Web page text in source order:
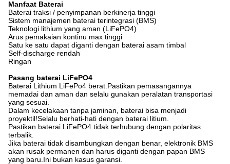
Manfaat Baterai
Baterai traksi / penyimpanan berkinerja tinggi
Sistem manajemen baterai terintegrasi (BMS)
Teknologi lithium yang aman (LiFePO4)
Arus pemakaian kontinu max tinggi
Satu ke satu dapat diganti dengan baterai asam timbal
Self-discharge rendah
Ringan
Pasang baterai LiFePO4
Baterai Lithium LiFePo4 berat.Pastikan pemasangannya
memadai dan aman dan selalu gunakan peralatan transportasi
yang sesuai.
Dalam kecelakaan tanpa jaminan, baterai bisa menjadi
proyektil!Selalu berhati-hati dengan baterai litium.
Pastikan baterai LiFePO4 tidak terhubung dengan polaritas
terbalik.
Jika baterai tidak disambungkan dengan benar, elektronik BMS
akan rusak permanen dan harus diganti dengan papan BMS
yang baru.Ini bukan kasus garansi.